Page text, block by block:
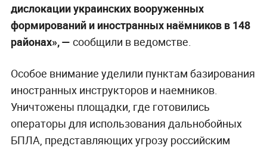
дислокации украинских вооруженных
формирований и иностранных наёмников в 148
районах», — сообщили в ведомстве.
Особое внимание уделили пунктам базирования
иностранных инструкторов и наемников.
Уничтожены площадки, где готовились
операторы для использования дальнобойных
БПЛА, представляющих угрозу российским